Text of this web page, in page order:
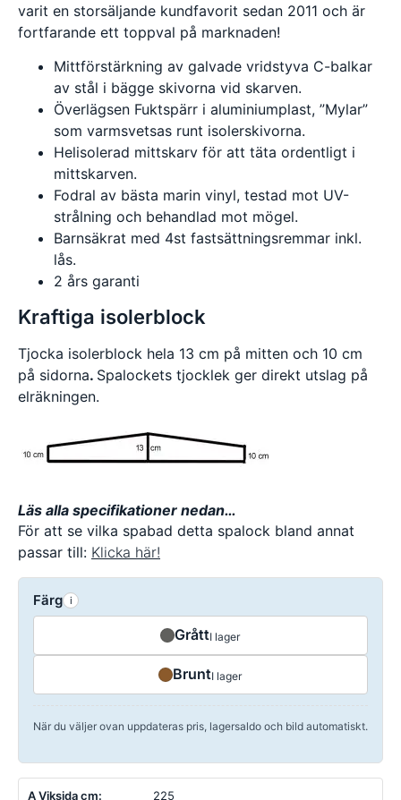
varit en storsäljande kundfavorit sedan 2011 och är
fortfarande ett toppval på marknaden!
Mittförstärkning av galvade vridstyva C-balkar
av stål i bägge skivorna vid skarven.
Överlägsen Fuktspärr i aluminiumplast, ”Mylar”
som varmsvetsas runt isolerskivorna.
Helisolerad mittskarv för att täta ordentligt i
mittskarven.
Fodral av bästa marin vinyl, testad mot UV-
strålning och behandlad mot mögel.
Barnsäkrat med 4st fastsättningsremmar inkl.
lås.
2 års garanti
Kraftiga isolerblock
Tjocka isolerblock hela 13 cm på mitten och 10 cm
på sidorna. Spalockets tjocklek ger direkt utslag på
elräkningen.
Läs alla specifikationer nedan…
För att se vilka spabad detta spalock bland annat
passar till: Klicka här!
Färg i
GråttI lager
BruntI lager
När du väljer ovan uppdateras pris, lagersaldo och bild automatiskt.
A Viksida cm:
225